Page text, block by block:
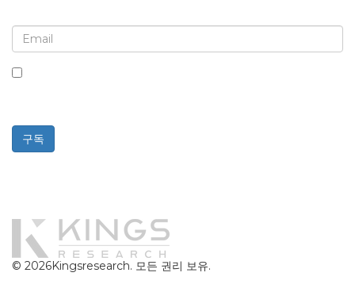
구독
© 2026Kingsresearch. 모든 권리 보유.